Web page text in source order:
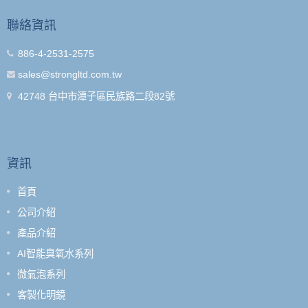
聯絡資訊
886-4-2531-2575
sales@strongltd.com.tw
42748 台中市潭子區民族路二段82號
資訊
首頁
公司介紹
產品介紹
AI智能臭氧水系列
微氣泡系列
客製化明鏡